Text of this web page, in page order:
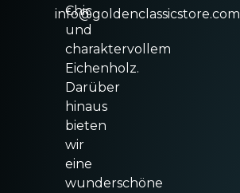
Chic
und
charaktervollem
Eichenholz.
Darüber
hinaus
bieten
wir
eine
wunderschöne
info@goldenclassicstore.com